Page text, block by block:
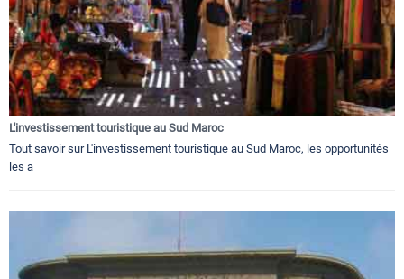
L'investissement touristique au Sud Maroc
Tout savoir sur L'investissement touristique au Sud Maroc, les opportunités
les a